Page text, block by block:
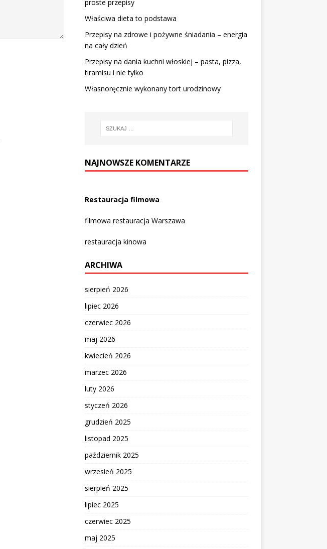
proste przepisy
Właściwa dieta to podstawa
Przepisy na zdrowe i pożywne śniadania – energia
na cały dzień
Przepisy na dania kuchni włoskiej – pasta, pizza,
tiramisu i nie tylko
Własnoręcznie wykonany tort urodzinowy
NAJNOWSZE KOMENTARZE
Restauracja filmowa
filmowa restauracja Warszawa
restauracja kinowa
ARCHIWA
sierpień 2026
lipiec 2026
czerwiec 2026
maj 2026
kwiecień 2026
marzec 2026
luty 2026
styczeń 2026
grudzień 2025
listopad 2025
październik 2025
wrzesień 2025
sierpień 2025
lipiec 2025
czerwiec 2025
maj 2025